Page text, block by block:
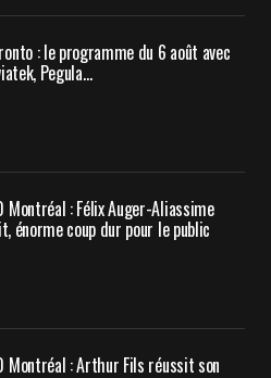
: le programme du 6 août avec
Pegula…
: Félix Auger-Aliassime
énorme coup dur pour le public
Montréal : Arthur Fils réussit son